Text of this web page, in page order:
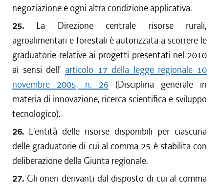
negoziazione e ogni altra condizione applicativa.
25. La Direzione centrale risorse rurali,
agroalimentari e forestali è autorizzata a scorrere le
graduatorie relative ai progetti presentati nel 2010
ai sensi dell' articolo 17 della legge regionale 10
novembre 2005, n. 26 (Disciplina generale in
materia di innovazione, ricerca scientifica e sviluppo
tecnologico).
26. L'entità delle risorse disponibili per ciascuna
delle graduatorie di cui al comma 25 è stabilita con
deliberazione della Giunta regionale.
27. Gli oneri derivanti dal disposto di cui al comma